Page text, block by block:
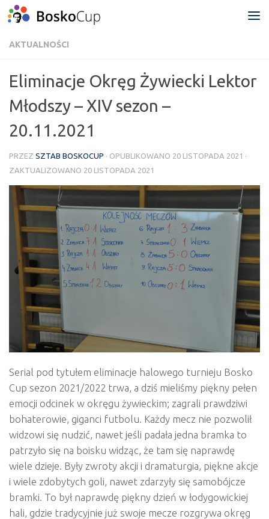
Przejdź do treści
AKTUALNOŚCI
Eliminacje Okręg Żywiecki Lektor
Młodszy – XIV sezon –
20.11.2021
PRZEZ SZTAB BOSKOCUP · OPUBLIKOWANO 20 LISTOPADA 2021 ·
ZAKTUALIZOWANO 20 LISTOPADA 2021
Serial pod tytułem eliminacje halowego turnieju Bosko
Cup sezon 2021/2022 trwa, a dziś mieliśmy piękny pełen
emocji odcinek w okręgu żywieckim; zagrali prawdziwi
bohaterowie, giganci futbolu. Każdy mecz nie pozwolił
widzowi się nudzić, nawet jeśli padała jedna bramka to
patrzyło się na boisku widząc, że tam się naprawdę
wiele dzieje. Były zwroty akcji i dramaturgia, piękne akcje
i wiele zdobytych goli, nawet zdarzyły się samobójcze
bramki. To był naprawdę piękny dzień w łodygowickiej
hali, gdzie tradycyjnie już swoje mecze rozgrywa okręg